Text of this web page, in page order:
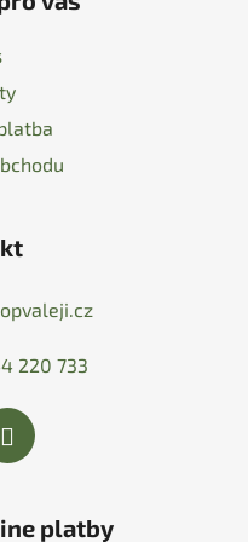
220 733
platby